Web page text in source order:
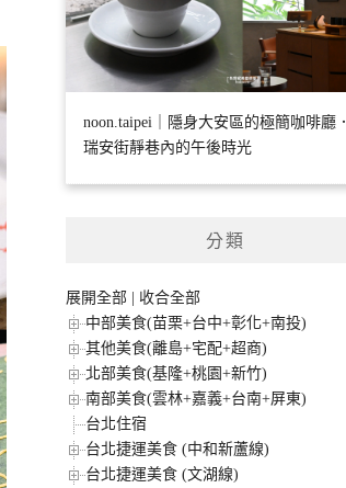
noon.taipei｜隱身大安區的極簡咖啡廳．
瑞安街靜巷內的午後時光
分類
展開全部
收合全部
中部美食(苗栗+台中+彰化+南投)
其他美食(離島+宅配+超商)
北部美食(基隆+桃園+新竹)
南部美食(雲林+嘉義+台南+屏東)
台北住宿
台北捷運美食 (中和新蘆線)
台北捷運美食 (文湖線)